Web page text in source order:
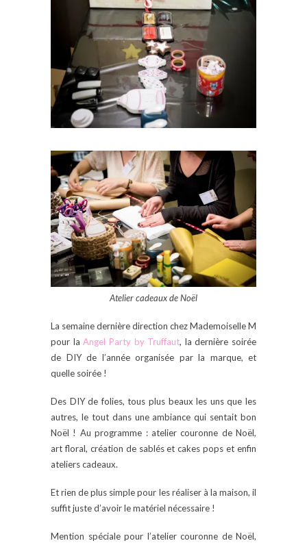
Atelier cadeaux de Noël
La semaine dernière direction chez Mademoiselle M
pour laAngel Party by Truffaut, la dernière soirée
de DIY de l’année organisée par la marque, et
quelle soirée !
Des DIY de folies, tous plus beaux les uns que les
autres, le tout dans une ambiance qui sentait bon
Noël ! Au programme : atelier couronne de Noël,
art floral, création de sablés et cakes pops et enfin
ateliers cadeaux.
Et rien de plus simple pour les réaliser à la maison, il
suffit juste d’avoir le matériel nécessaire !
Mention spéciale pour l’atelier couronne de Noël,